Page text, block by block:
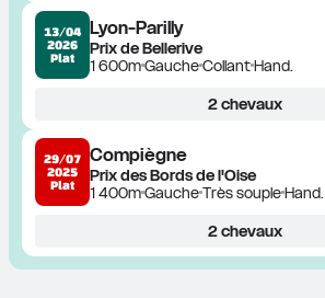
13/04
2026
Plat
Lyon-Parilly
Prix de Bellerive
1 600mGaucheCollantHand.
2chevaux
29/07
2025
Plat
Compiègne
Prix des Bords de l'Oise
1 400mGaucheTrès soupleHand.
2chevaux